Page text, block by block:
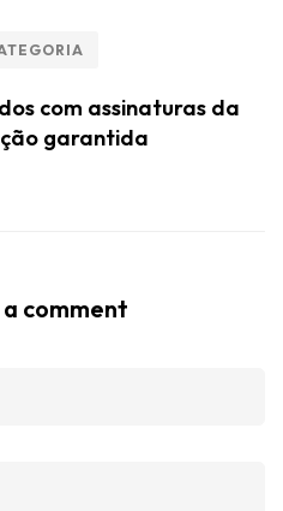
com assinaturas da
garantida
a comment